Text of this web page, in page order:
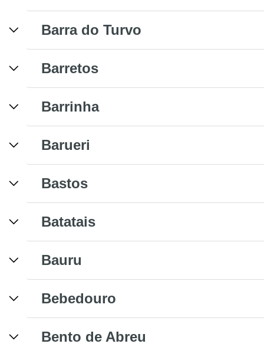
Barra do Turvo
Barretos
Barrinha
Barueri
Bastos
Batatais
Bauru
Bebedouro
Bento de Abreu